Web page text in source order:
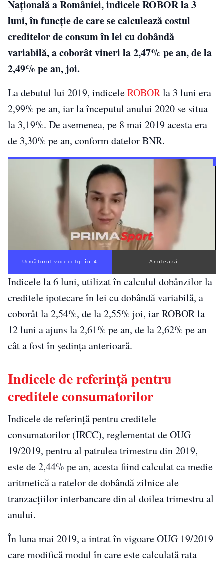
Naţională a României, indicele ROBOR la 3
luni, în funcţie de care se calculează costul
creditelor de consum în lei cu dobândă
variabilă, a coborât vineri la 2,47% pe an, de la
2,49% pe an, joi.
La debutul lui 2019, indiceleROBORla 3 luni era
2,99% pe an, iar la începutul anului 2020 se situa
la 3,19%. De asemenea, pe 8 mai 2019 acesta era
de 3,30% pe an, conform datelor BNR.
Următorul videoclip în 3 Anulează
Indicele la 6 luni, utilizat în calculul dobânzilor la
creditele ipotecare în lei cu dobândă variabilă, a
coborât la 2,54%, de la 2,55% joi, iar ROBOR la
12 luni a ajuns la 2,61% pe an, de la 2,62% pe an
cât a fost în şedinţa anterioară.
Indicele de referinţă pentru
creditele consumatorilor
Indicele de referinţă pentru creditele
consumatorilor (IRCC), reglementat de OUG
19/2019, pentru al patrulea trimestru din 2019,
este de 2,44% pe an, acesta fiind calculat ca medie
aritmetică a ratelor de dobândă zilnice ale
tranzacţiilor interbancare din al doilea trimestru al
anului.
În luna mai 2019, a intrat în vigoare OUG 19/2019
care modifică modul în care este calculată rata